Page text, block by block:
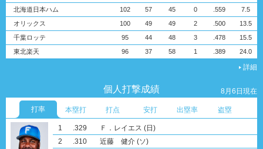
北海道日本ハム
102 57 45 0 .559
7.5
オリックス
100 49 49 2 .500
13.5
千葉ロッテ
95 44 48 3 .478
15.5
東北楽天
96 37 58 1 .389 24.0
詳細
個人打撃成績 8月6日現在
打率 本塁打 打点 安打 出塁率 盗塁
1 .329 Ｆ．レイエス (日)
2
.310 近藤 健介 (ソ)
1 30 栗原 陵矢(ソ)
2
24 Ｆ．レイエス (日)
1 82 近藤 健介(ソ)
2
78 栗原 陵矢(ソ)
1 121 Ｆ．レイエス(日)
2
115 西川 龍馬(オ)
1 .425 近藤 健介 (ソ)
2
.384 Ｆ．レイエス(日)
1 23 周東 佑京(ソ)
2
15 渡部 遼人(オ)